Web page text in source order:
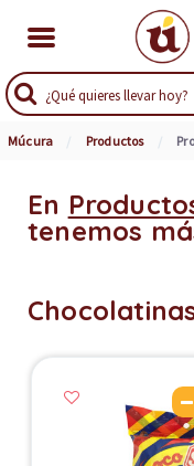
Múcura Productos
En
tenemos